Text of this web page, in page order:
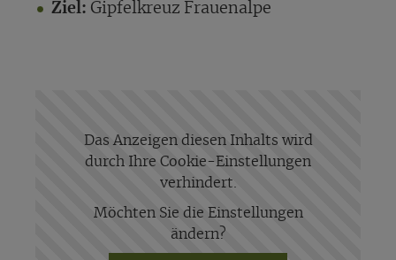
Ziel: Gipfelkreuz Frauenalpe
Das Anzeigen diesen Inhalts wird
durch Ihre Cookie-Einstellungen
verhindert.
Möchten Sie die Einstellungen
ändern?